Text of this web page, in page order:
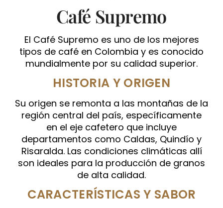
Café Supremo
El Café Supremo es uno de los mejores
tipos de café en Colombia y es conocido
mundialmente por su calidad superior.
HISTORIA Y ORIGEN
Su origen se remonta a las montañas de la
región central del país, específicamente
en el eje cafetero que incluye
departamentos como Caldas, Quindío y
Risaralda. Las condiciones climáticas allí
son ideales para la producción de granos
de alta calidad.
CARACTERÍSTICAS Y SABOR